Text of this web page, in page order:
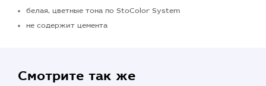
белая, цветные тона по StoColor System
не содержит цемента
Смотрите так же